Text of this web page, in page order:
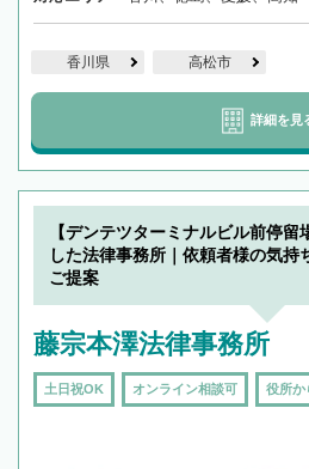
香川県 高松市
詳細を見
【デンテツターミナルビル前停
した法律事務所｜依頼者様の気持
ご提案
藤宗本澤法律事務所
土日祝OK オンライン相談可 役所か